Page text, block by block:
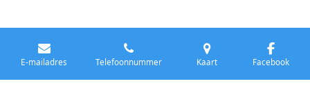
E-mailadres Telefoonnummer Kaart Facebook